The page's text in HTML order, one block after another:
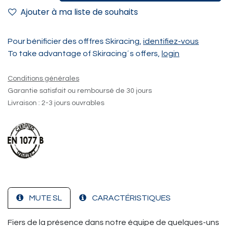
Ajouter à ma liste de souhaits
Pour bénificier des offfres Skiracing, identifiez-vous
To take advantage of Skiracing´s offers,
login
Conditions générales
Garantie satisfait ou remboursé de 30 jours
Livraison : 2-3 jours ouvrables
MUTE SL CARACTÉRISTIQUES
Fiers de la présence dans notre équipe de quelques-uns